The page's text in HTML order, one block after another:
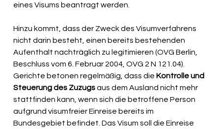
eines Visums beantragt werden.
Hinzu kommt, dass der Zweck des Visumverfahrens
nicht darin besteht, einen bereits bestehenden
Aufenthalt nachträglich zu legitimieren (OVG Berlin,
Beschluss vom 6. Februar 2004, OVG 2 N 121.04).
Gerichte betonen regelmäßig, dass die Kontrolle und
Steuerung des Zuzugs aus dem Ausland nicht mehr
stattfinden kann, wenn sich die betroffene Person
aufgrund visumfreier Einreise bereits im
Bundesgebiet befindet. Das Visum soll die Einreise